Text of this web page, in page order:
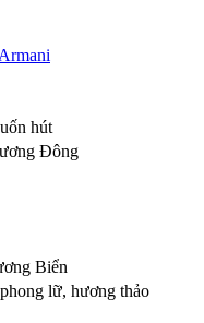
hút
Đông
Biển
lữ, hương thảo